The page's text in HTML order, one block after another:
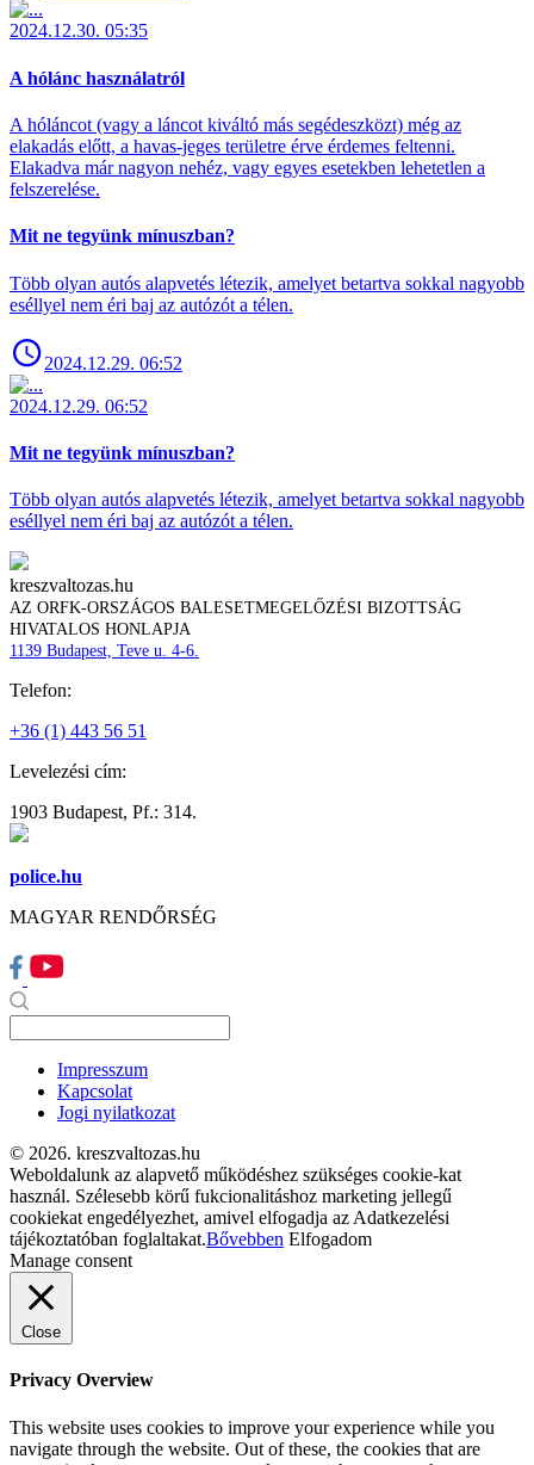
2024.12.30. 05:35
A hólánc használatról
A hóláncot (vagy a láncot kiváltó más segédeszközt) még az
elakadás előtt, a havas-jeges területre érve érdemes feltenni.
Elakadva már nagyon nehéz, vagy egyes esetekben lehetetlen a
felszerelése.
Mit ne tegyünk mínuszban?
Több olyan autós alapvetés létezik, amelyet betartva sokkal nagyobb
eséllyel nem éri baj az autózót a télen.
2024.12.29. 06:52
2024.12.29. 06:52
Mit ne tegyünk mínuszban?
Több olyan autós alapvetés létezik, amelyet betartva sokkal nagyobb
eséllyel nem éri baj az autózót a télen.
kreszvaltozas.hu
AZ ORFK-ORSZÁGOS BALESETMEGELŐZÉSI BIZOTTSÁG
HIVATALOS HONLAPJA
1139 Budapest, Teve u. 4-6.
Telefon:
+36 (1) 443 56 51
Levelezési cím:
1903 Budapest, Pf.: 314.
police.hu
MAGYAR RENDŐRSÉG
Impresszum
Kapcsolat
Jogi nyilatkozat
© 2026. kreszvaltozas.hu
Weboldalunk az alapvető működéshez szükséges cookie-kat
használ. Szélesebb körű fukcionalitáshoz marketing jellegű
cookiekat engedélyezhet, amivel elfogadja az Adatkezelési
tájékoztatóban foglaltakat.Bővebben Elfogadom
Manage consent
Close
Privacy Overview
This website uses cookies to improve your experience while you
navigate through the website. Out of these, the cookies that are